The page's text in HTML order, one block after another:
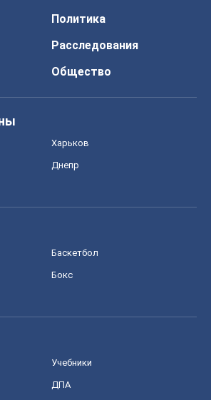
Политика
Расследования
Общество
Харьков
Днепр
Баскетбол
Бокс
Учебники
ДПА